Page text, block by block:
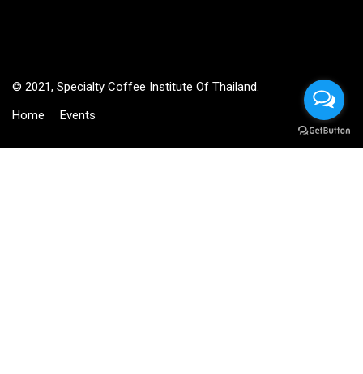
© 2021, Specialty Coffee Institute Of Thailand.
Home
Events